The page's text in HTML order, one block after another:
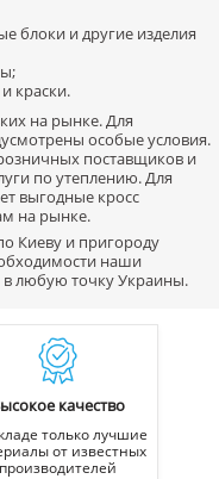
блоки и другие изделия
краски.
на рынке. Для
особые условия.
поставщиков и
по утеплению. Для
выгодные кросс
на рынке.
Киеву и пригороду
наши
в любую точку Украины.
качество
только лучшие
от известных
производителей